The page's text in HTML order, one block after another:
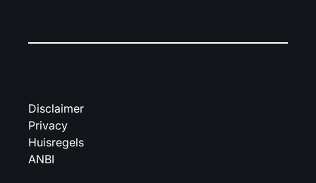
Disclaimer
Privacy
Huisregels
ANBI